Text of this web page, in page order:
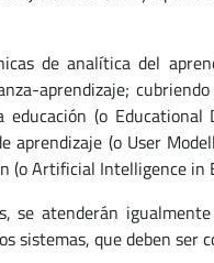
de analítica del
aprendizaje;
(o
(o User
Artificial Intelligence in
se atenderán
sistemas, que deben ser